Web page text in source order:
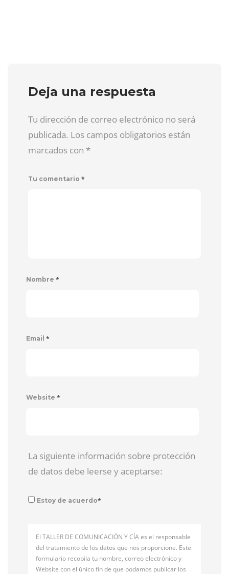
Deja una respuesta
Tu dirección de correo electrónico no será
publicada. Los campos obligatorios están
marcados con *
Tu comentario *
Nombre *
Email *
Website *
La siguiente información sobre protección
de datos debe leerse y aceptarse:
Estoy de acuerdo*
El TALLER DE COMUNICACIÓN Y CÍA es el responsable
del tratamiento de los datos que nos proporcione. Este
formulario recopila tu nombre, correo electrónico y
Website con el único fin de que podamos publicar los